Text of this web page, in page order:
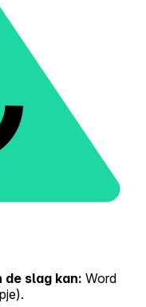
de slag kan: Word